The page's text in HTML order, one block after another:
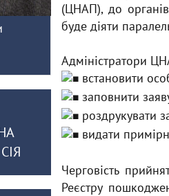
(ЦНАП), до
буде діяти
Адміністратори
встановити
заповнити
роздрукувати
видати
Черговість
Реєстру